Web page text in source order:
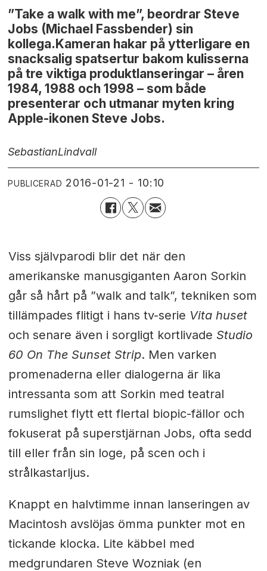
”Take a walk with me”, beordrar Steve
Jobs (Michael Fassbender) sin
kollega.Kameran hakar på ytterligare en
snacksalig spatsertur bakom kulisserna
på tre viktiga produktlanseringar – åren
1984, 1988 och 1998 – som både
presenterar och utmanar myten kring
Apple-ikonen Steve Jobs.
SebastianLindvall
PUBLICERAD 2016-01-21 - 10:10
Viss självparodi blir det när den
amerikanske manusgiganten Aaron Sorkin
går så hårt på ”walk and talk”, tekniken som
tillämpades flitigt i hans tv-serie Vita huset
och senare även i sorgligt kortlivade Studio
60 On The Sunset Strip. Men varken
promenaderna eller dialogerna är lika
intressanta som att Sorkin med teatral
rumslighet flytt ett flertal biopic-fällor och
fokuserat på superstjärnan Jobs, ofta sedd
till eller från sin loge, på scen och i
strålkastarljus.
Knappt en halvtimme innan lanseringen av
Macintosh avslöjas ömma punkter mot en
tickande klocka. Lite käbbel med
medgrundaren Steve Wozniak (en